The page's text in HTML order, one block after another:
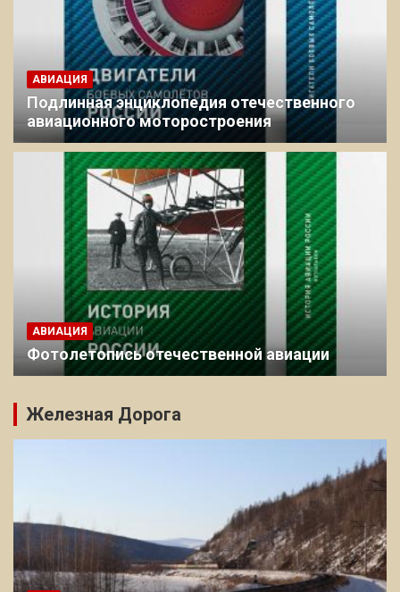
АВИАЦИЯ
Подлинная энциклопедия отечественного
авиационного моторостроения
АВИАЦИЯ
Фотолетопись отечественной авиации
Железная Дорога